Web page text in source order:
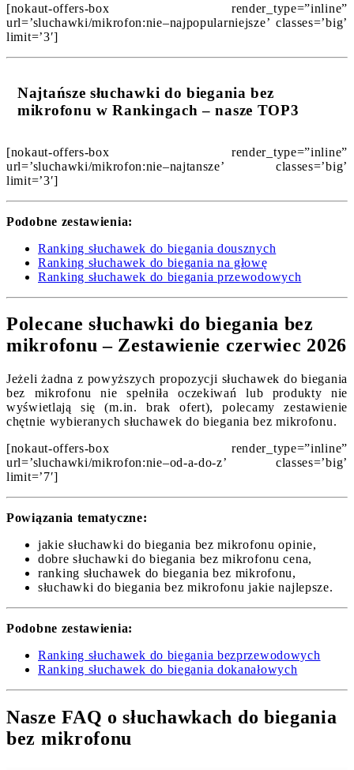
[nokaut-offers-box render_type=”inline”
url=’sluchawki/mikrofon:nie–najpopularniejsze’ classes=’big’
limit=’3′]
Najtańsze słuchawki do biegania bez
mikrofonu w Rankingach – nasze TOP3
[nokaut-offers-box render_type=”inline”
url=’sluchawki/mikrofon:nie–najtansze’ classes=’big’
limit=’3′]
Podobne zestawienia:
Ranking słuchawek do biegania dousznych
Ranking słuchawek do biegania na głowę
Ranking słuchawek do biegania przewodowych
Polecane słuchawki do biegania bez
mikrofonu – Zestawienie czerwiec 2026
Jeżeli żadna z powyższych propozycji słuchawek do biegania
bez mikrofonu nie spełniła oczekiwań lub produkty nie
wyświetlają się (m.in. brak ofert), polecamy zestawienie
chętnie wybieranych słuchawek do biegania bez mikrofonu.
[nokaut-offers-box render_type=”inline”
url=’sluchawki/mikrofon:nie–od-a-do-z’ classes=’big’
limit=’7′]
Powiązania tematyczne:
jakie słuchawki do biegania bez mikrofonu opinie,
dobre słuchawki do biegania bez mikrofonu cena,
ranking słuchawek do biegania bez mikrofonu,
słuchawki do biegania bez mikrofonu jakie najlepsze.
Podobne zestawienia:
Ranking słuchawek do biegania bezprzewodowych
Ranking słuchawek do biegania dokanałowych
Nasze FAQ o słuchawkach do biegania
bez mikrofonu